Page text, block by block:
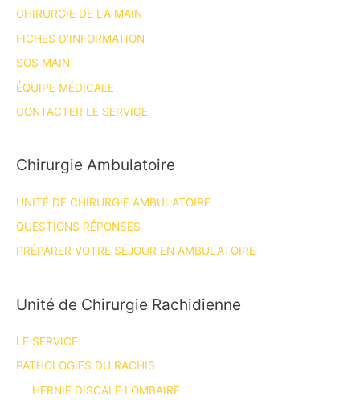
CHIRURGIE DE LA MAIN
FICHES D’INFORMATION
SOS MAIN
ÉQUIPE MÉDICALE
CONTACTER LE SERVICE
Chirurgie Ambulatoire
UNITÉ DE CHIRURGIE AMBULATOIRE
QUESTIONS RÉPONSES
PRÉPARER VOTRE SÉJOUR EN AMBULATOIRE
Unité de Chirurgie Rachidienne
LE SERVICE
PATHOLOGIES DU RACHIS
HERNIE DISCALE LOMBAIRE